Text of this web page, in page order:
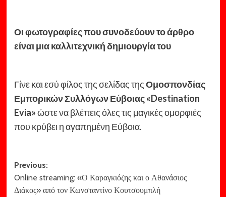
Οι φωτογραφίες που συνοδεύουν το άρθρο
είναι μια καλλιτεχνική δημιουργία του
Γίνε και εσύ φίλος της σελίδας τηςΟμοσπονδίας
Εμπορικών Συλλόγων Εύβοιας «Destination
Evia»ώστε να βλέπεις όλες τις μαγικές ομορφιές
που κρύβει η αγαπημένη Εύβοια.
Post
navigation
Previous:
Online streaming: «Ο Καραγκιόζης και ο Αθανάσιος
Διάκος» από τον Κωνσταντίνο Κουτσουμπλή